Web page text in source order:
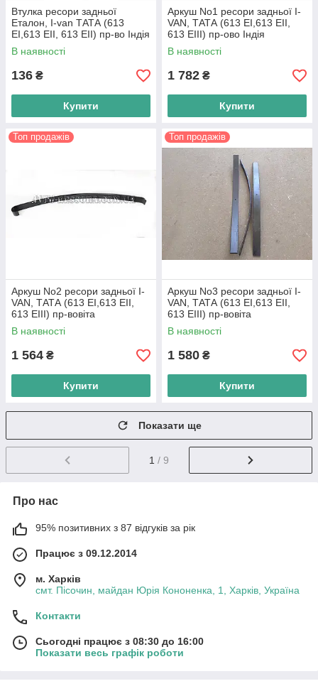
Втулка ресори задньої
Еталон, I-van ТАТА (613
EI,613 EII, 613 EII) пр-во Індія
В наявності
136 ₴
Купити
Аркуш No1 ресори задньої I-
VAN, ТАТА (613 EI,613 EII,
613 EIII) пр-ово Індія
В наявності
1 782 ₴
Купити
Топ продажів
Аркуш No2 ресори задньої I-
VAN, ТАТА (613 EI,613 EII,
613 EIII) пр-вовіта
В наявності
1 564 ₴
Купити
Топ продажів
Аркуш No3 ресори задньої I-
VAN, ТАТА (613 EI,613 EII,
613 EIII) пр-вовіта
В наявності
1 580 ₴
Купити
Показати ще
1 / 9
Про нас
95% позитивних з 87 відгуків за рік
Працює з 09.12.2014
м. Харків
смт. Пісочин, майдан Юрія Кононенка, 1, Харків, Україна
Контакти
Сьогодні працює з 08:30 до 16:00
Показати весь графік роботи